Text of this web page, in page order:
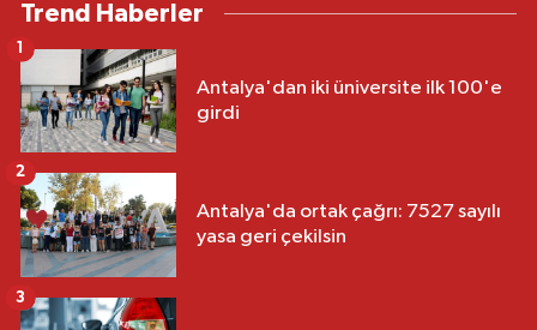
Trend Haberler
Antalya'dan iki üniversite ilk 100'e
girdi
Antalya'da ortak çağrı: 7527 sayılı
yasa geri çekilsin
2
3